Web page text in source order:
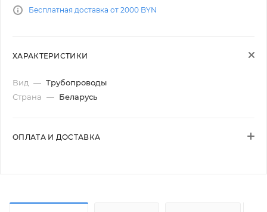
Бесплатная доставка от 2000 BYN
ХАРАКТЕРИСТИКИ
Вид — Трубопроводы
Страна — Беларусь
ОПЛАТА И ДОСТАВКА